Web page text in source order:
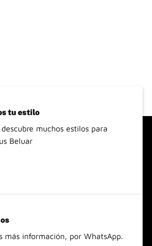
tu estilo
muchos estilos para
Beluar
más información, por WhatsApp.